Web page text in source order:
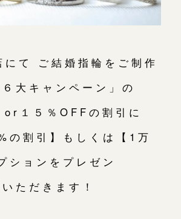
て ご結婚指輪をご制作
大キャンペーン」の
１５％OFFの割引に
の割引】もしくは【1万
ションをプレゼン
ただきます！